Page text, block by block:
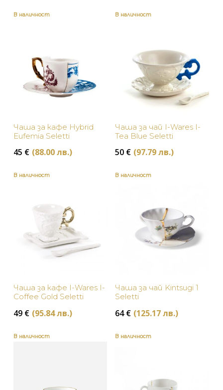
В наличност
Чаша за кафе Hybrid
Eufemia Seletti
45 € (88.00 лв.)
В наличност
Чаша за чай I-Wares I-
Tea Blue Seletti
50 € (97.79 лв.)
В наличност
Чаша за кафе I-Wares I-
Coffee Gold Seletti
49 € (95.84 лв.)
В наличност
Чаша за чай Kintsugi 1
Seletti
64€ (125.17 лв.)
В наличност В наличност